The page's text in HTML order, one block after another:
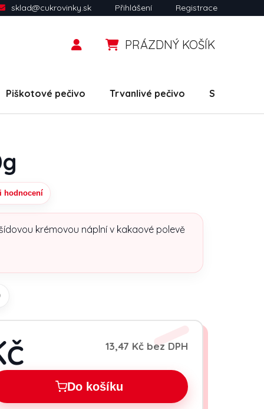
sklad@cukrovinky.sk Přihlášení Registrace
PRÁZDNÝ KOŠÍK
Piškotové pečivo Trvanlivé pečivo Slané
je 0,0 z 5 hvězdiček.
hodnocení
krémovou náplní v kakaové polevě
13,47 Kč bez DPH
Do košíku